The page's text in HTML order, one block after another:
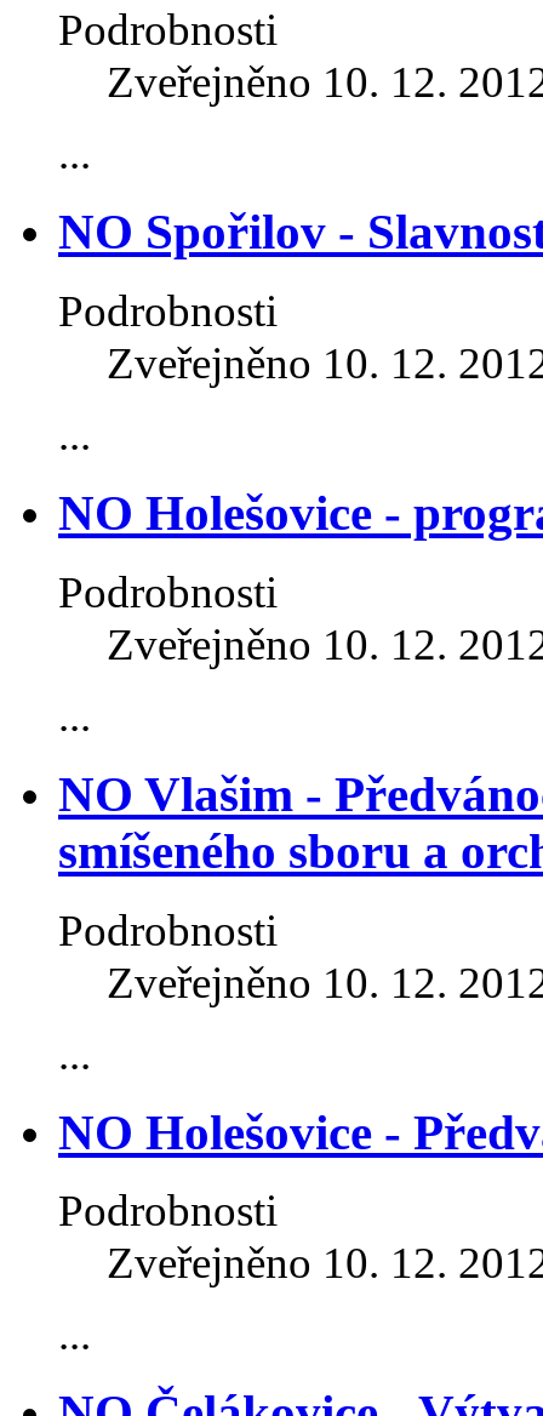
Podrobnosti
Zveřejněno 10. 12.
...
NO Spořilov -
Podrobnosti
Zveřejněno 10. 12.
...
NO Holešovice -
Podrobnosti
Zveřejněno 10. 12.
...
NO Vlašim -
smíšeného sboru a
Podrobnosti
Zveřejněno 10. 12.
...
NO Holešovice -
Podrobnosti
Zveřejněno 10. 12.
...